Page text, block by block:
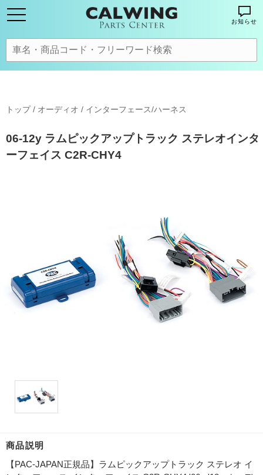
お知らせ
トップ/ オーディオ / インターフェース/ハーネス
06-12y ラムピックアップトラック ステレオインタ
ーフェイス C2R-CHY4
商品説明
【PAC-JAPAN正規品】ラムピックアップトラック ステレオ イ